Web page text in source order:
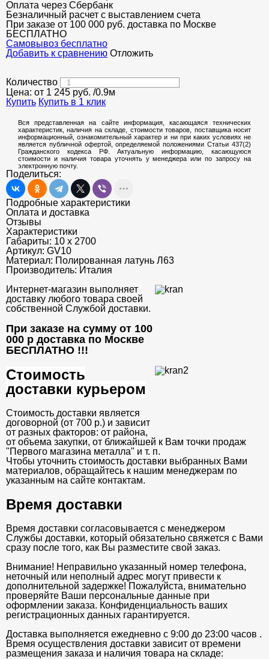
Оплата через Сбербанк
Безналичный расчет с выставлением счета
При заказе от 100 000 руб. доставка по Москве
БЕСПЛАТНО
Cамовывоз бесплатно
Добавить к сравнению Отложить
Количество
Цена: от 1 245 руб. /0.9м
Купить Купить в 1 клик
Вся представленная на сайте информация, касающаяся технических
характеристик, наличия на складе, стоимости товаров, поставщика носит
информационный, ознакомительный характер и ни при каких условиях не
является публичной офертой, определяемой положениями Статьи 437(2)
Гражданского кодекса РФ. Актуальную информацию, касающуюся
стоимости и наличия товара уточнять у менеджера или по запросу на
электронную почту.
Поделиться:
Подробные характеристики
Оплата и доставка
Отзывы
Характеристики
Габариты: 10 х 2700
Артикул: GV10
Материал: Полированная латунь Л63
Производитель: Италия
Интернет-магазин выполняет
доставку любого товара своей
собственной Службой доставки.
При заказе на сумму от 100
000 р доставка по Москве
БЕСПЛАТНО !!!
Стоимость
доставки курьером
Стоимость доставки является
договорной (от 700 р.) и зависит
от разных факторов: от района,
от объема закупки, от ближайшей к Вам точки продаж
"Первого магазина металла" и т. п.
Чтобы уточнить стоимость доставки выбранных Вами
материалов, обращайтесь к нашим менеджерам по
указанным на сайте контактам.
Время доставки
Время доставки согласовывается с менеджером
Службы доставки, который обязательно свяжется с Вами
сразу после того, как Вы разместите свой заказ.
Внимание! Неправильно указанный номер телефона,
неточный или неполный адрес могут привести к
дополнительной задержке! Пожалуйста, внимательно
проверяйте Ваши персональные данные при
оформлении заказа. Конфиденциальность ваших
регистрационных данных гарантируется.
Доставка выполняется ежедневно с 9:00 до 23:00 часов .
Время осуществления доставки зависит от времени
размещения заказа и наличия товара на складе: